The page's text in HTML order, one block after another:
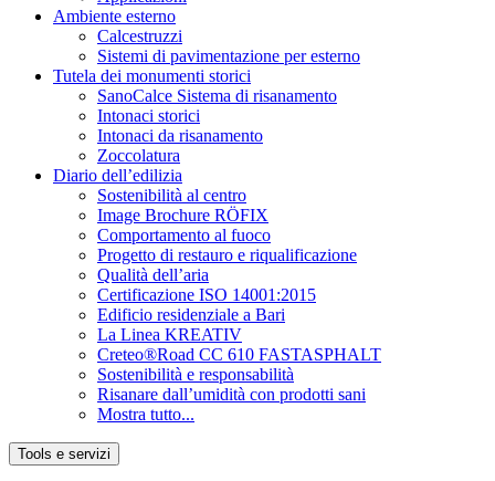
Ambiente esterno
Calcestruzzi
Sistemi di pavimentazione per esterno
Tutela dei monumenti storici
SanoCalce Sistema di risanamento
Intonaci storici
Intonaci da risanamento
Zoccolatura
Diario dell’edilizia
Sostenibilità al centro
Image Brochure RÖFIX
Comportamento al fuoco
Progetto di restauro e riqualificazione
Qualità dell’aria
Certificazione ISO 14001:2015
Edificio residenziale a Bari
La Linea KREATIV
Creteo®Road CC 610 FASTASPHALT
Sostenibilità e responsabilità
Risanare dall’umidità con prodotti sani
Mostra tutto...
Tools e servizi